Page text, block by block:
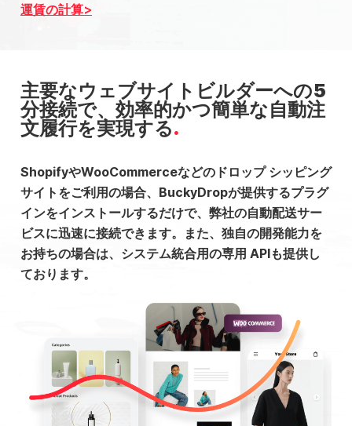
運賃の計算
主要なウェブサイトビルダーへの5
分接続で、効率的かつ簡単な自動注
文履行を実現する
ShopifyやWooCommerceなどのドロップ シッピング
サイトをご利用の場合、BuckyDropが提供するプラグ
インをインストールするだけで、弊社の自動配送サー
ビスに迅速に接続できます。また、独自の開発能力を
お持ちの場合は、システム統合用の専用 APIも提供し
ております。